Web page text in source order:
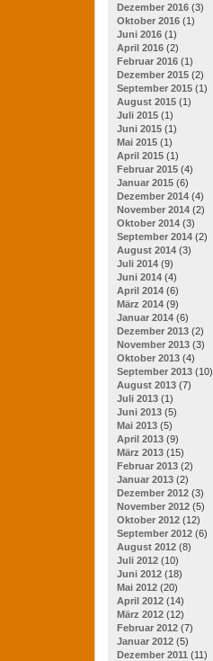
Dezember 2016 (3)
Oktober 2016 (1)
Juni 2016 (1)
April 2016 (2)
Februar 2016 (1)
Dezember 2015 (2)
September 2015 (1)
August 2015 (1)
Juli 2015 (1)
Juni 2015 (1)
Mai 2015 (1)
April 2015 (1)
Februar 2015 (4)
Januar 2015 (6)
Dezember 2014 (4)
November 2014 (2)
Oktober 2014 (3)
September 2014 (2)
August 2014 (3)
Juli 2014 (9)
Juni 2014 (4)
April 2014 (6)
März 2014 (9)
Januar 2014 (6)
Dezember 2013 (2)
November 2013 (3)
Oktober 2013 (4)
September 2013 (10)
August 2013 (7)
Juli 2013 (1)
Juni 2013 (5)
Mai 2013 (5)
April 2013 (9)
März 2013 (15)
Februar 2013 (2)
Januar 2013 (2)
Dezember 2012 (3)
November 2012 (5)
Oktober 2012 (12)
September 2012 (6)
August 2012 (8)
Juli 2012 (10)
Juni 2012 (18)
Mai 2012 (20)
April 2012 (14)
März 2012 (12)
Februar 2012 (7)
Januar 2012 (5)
Dezember 2011 (11)